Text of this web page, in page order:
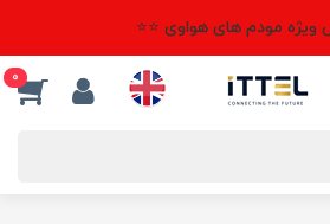
ویژه مودم های هواوی ⭐⭐
0